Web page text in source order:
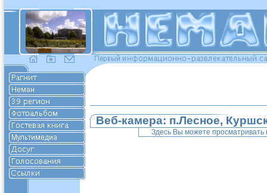
Веб-камера: п.Лесное,
Здесь Вы можете просматривать